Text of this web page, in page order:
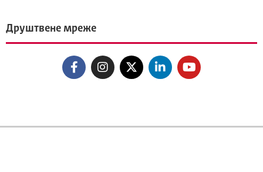
Друштвене мреже